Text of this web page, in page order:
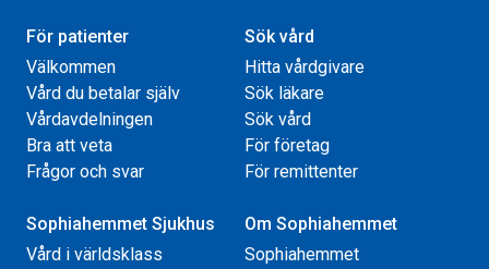
För patienter
Välkommen
Vård du betalar själv
Vårdavdelningen
Bra att veta
Frågor och svar
Sök vård
Hitta vårdgivare
Sök läkare
Sök vård
För företag
För remittenter
Sophiahemmet Sjukhus
Vård i världsklass
Om Sophiahemmet
Sophiahemmet